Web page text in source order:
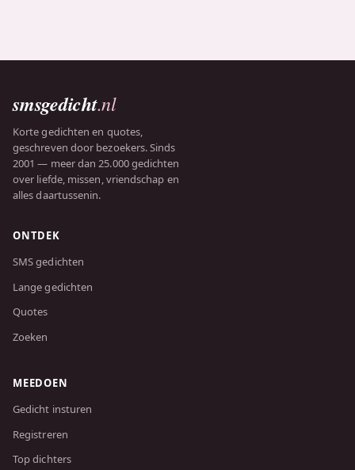
smsgedicht.nl
Korte gedichten en quotes,
geschreven door bezoekers. Sinds
2001 — meer dan 25.000 gedichten
over liefde, missen, vriendschap en
alles daartussenin.
ONTDEK
SMS gedichten
Lange gedichten
Quotes
Zoeken
MEEDOEN
Gedicht insturen
Registreren
Top dichters